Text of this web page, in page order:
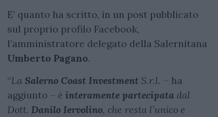
E’ quanto ha scritto, in un post pubblicato
sul proprio profilo Facebook,
l’amministratore delegato della Salernitana
Umberto Pagano.
“La Salerno Coast Investment S.r.l. – ha
aggiunto – è interamente partecipata dal
Dott. Danilo Iervolino, che resta l’unico e